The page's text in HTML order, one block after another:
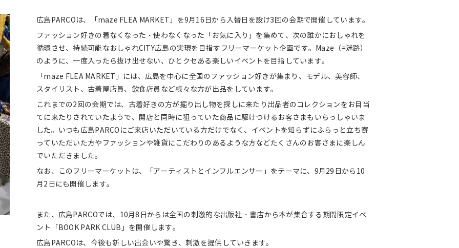
広島PARCOは、「maze FLEA MARKET」を9月16日から入替日を設け3回の会期で開催しています。
ファッション好きの着なくなった・使わなくなった「お気に入り」を集めて、次の誰かにおしゃれを
循環させ、持続可能なおしゃれCITY広島の実現を目指すフリーマーケット企画です。Maze（=迷路）
のように、一度入ったら抜け出せない、ひとクセある楽しいイベントを目指しています。
「maze FLEA MARKET」には、広島を中心に全国のファッション好きが集まり、モデル、美容師、
スタイリスト、古着屋店員、飲食店員など様々な方が出品をしています。
これまでの2回の会期では、古着好きの方が掘り出し物を探しに来たり出品者のコレクションをお目当
てに来たりされていたようで、開店と同時に狙っていた商品に駆けつけるお客さまもいらっしゃいま
した。いつも広島PARCOにご来店いただいている方だけでなく、イベントを知らずにふらっと立ち寄
っていただいた方やファッションや雑貨にこだわりのあるような方などたくさんのお客さまに楽しん
でいただきました。
なお、このフリーマーケットは、「アーティストとインフルエンサー」をテーマに、9月29日から10
月2日にも開催します。
また、広島PARCOでは、10月8日からは全国の刺激的な出版社・書店から本が集合する期間限定イベ
ント「BOOK PARK CLUB」を開催します。
広島PARCOは、今後も新しい出会いや驚き、刺激を提供していきます。